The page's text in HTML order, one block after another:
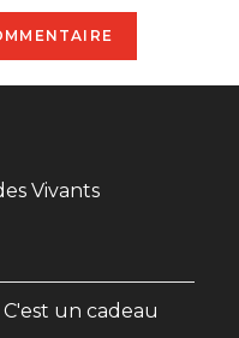
Vivants
un cadeau